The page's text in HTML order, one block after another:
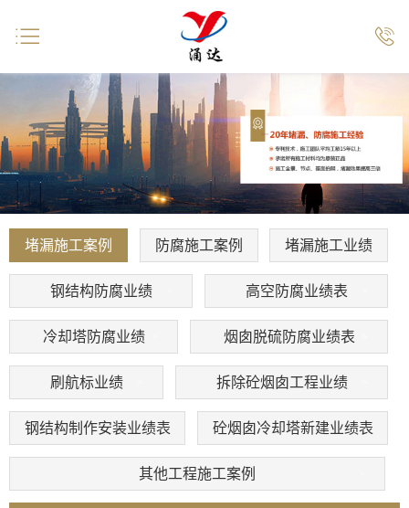
堵漏施工案例 防腐施工案例 堵漏施工业绩
钢结构防腐业绩 高空防腐业绩表
冷却塔防腐业绩 烟囱脱硫防腐业绩表
刷航标业绩 拆除砼烟囱工程业绩
钢结构制作安装业绩表 砼烟囱冷却塔新建业绩表
其他工程施工案例
 